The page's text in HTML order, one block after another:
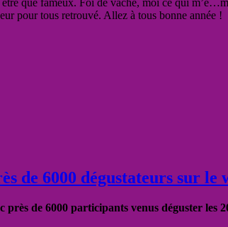
pour tous retrouvé. Allez à tous bonne année !
de 6000 dégustateurs sur le
de 6000 participants venus déguster les